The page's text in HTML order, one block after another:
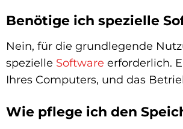
Benötige ich spezielle
Nein, für die grundlegende
spezielle Software erforderlich.
Ihres Computers, und das
Wie pflege ich den